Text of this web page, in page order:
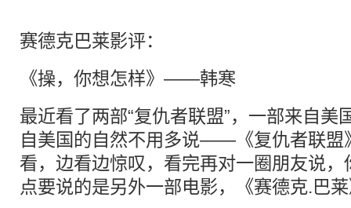
赛德克巴莱影评：
《操，你想怎样》——韩寒
最近看了两部“复仇者联盟”，一部来自美
自美国的自然不用多说——《复仇者联盟
看，边看边惊叹，看完再对一圈朋友说
点要说的是另外一部电影，《赛德克.巴